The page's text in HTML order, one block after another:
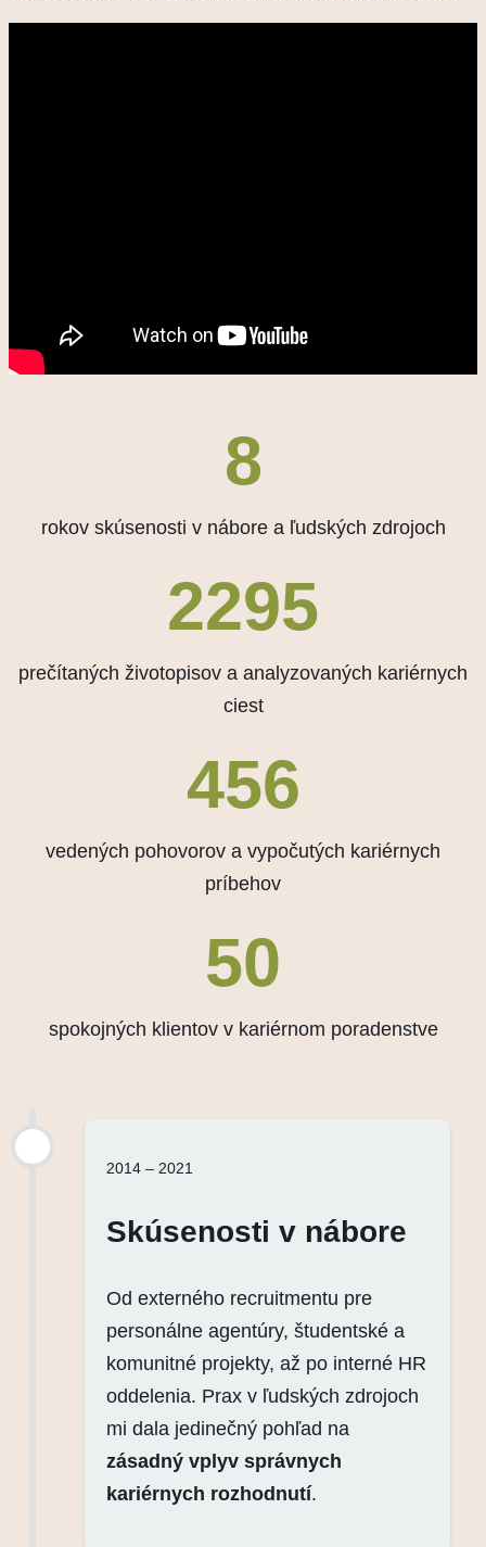
8
rokov skúsenosti v nábore a ľudských zdrojoch
2730
prečítaných životopisov a analyzovaných kariérnych
ciest
543
vedených pohovorov a vypočutých kariérnych
príbehov
50
spokojných klientov v kariérnom poradenstve
2014 – 2021
Skúsenosti v nábore
Od externého recruitmentu pre
personálne agentúry, študentské a
komunitné projekty, až po interné HR
oddelenia. Prax v ľudských zdrojoch
mi dala jedinečný pohľad na
zásadný vplyv správnych
kariérnych rozhodnutí.